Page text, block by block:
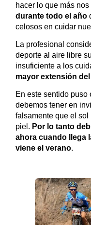
hacer lo que más
durante todo el año
celosos en cuidar
La profesional
deporte al aire libre
insuficiente a los
mayor extensión
En este sentido
debemos tener en
falsamente que el
piel. Por lo tanto
ahora cuando llega
viene el verano.